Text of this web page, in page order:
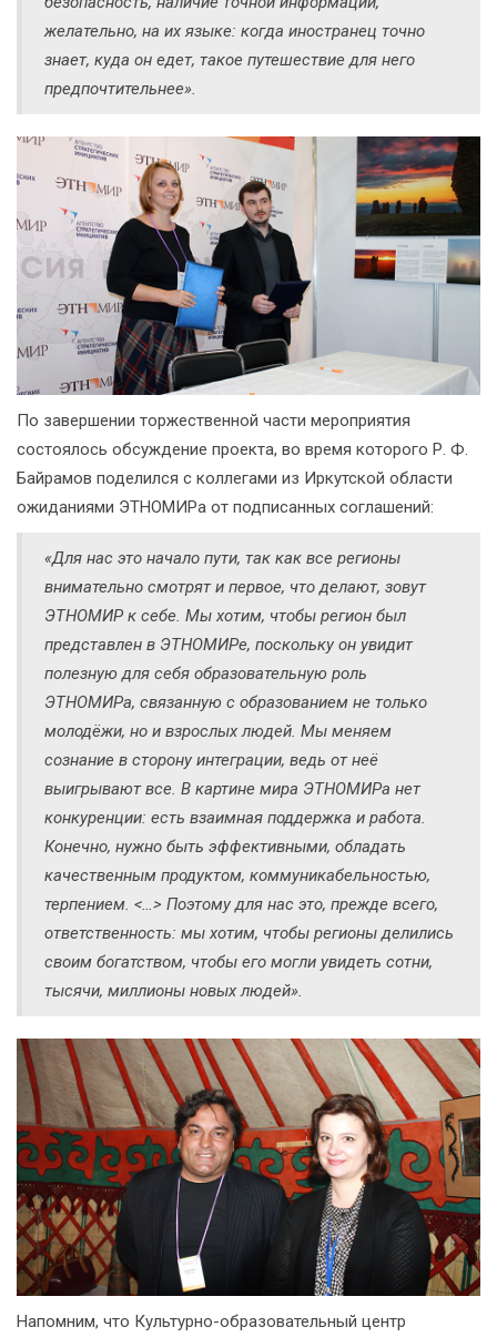
желательно, на их языке: когда иностранец точно
знает, куда он едет, такое путешествие для него
предпочтительнее».
По завершении торжественной части мероприятия
состоялось обсуждение проекта, во время которого Р. Ф.
Байрамов поделился с коллегами из Иркутской области
ожиданиями ЭТНОМИРа от подписанных соглашений:
«Для нас это начало пути, так как все регионы
внимательно смотрят и первое, что делают, зовут
ЭТНОМИР к себе. Мы хотим, чтобы регион был
представлен в ЭТНОМИРе, поскольку он увидит
полезную для себя образовательную роль
ЭТНОМИРа, связанную с образованием не только
молодёжи, но и взрослых людей. Мы меняем
сознание в сторону интеграции, ведь от неё
выигрывают все. В картине мира ЭТНОМИРа нет
конкуренции: есть взаимная поддержка и работа.
Конечно, нужно быть эффективными, обладать
качественным продуктом, коммуникабельностью,
терпением. <…> Поэтому для нас это, прежде всего,
ответственность: мы хотим, чтобы регионы делились
своим богатством, чтобы его могли увидеть сотни,
тысячи, миллионы новых людей».
Напомним, что Культурно-образовательный центр